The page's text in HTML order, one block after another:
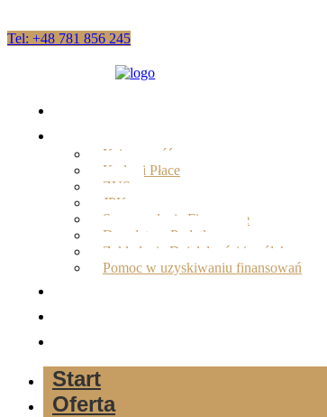
Tel: +48 781 856 245
Księgowość
Kadry i Płace
ZUS
JPK
Sprawozdania Finansowe
Doradztwo Podatkowe
Zakładanie Działalności i spółek
Pomoc w uzyskiwaniu finansowań
Start
Oferta